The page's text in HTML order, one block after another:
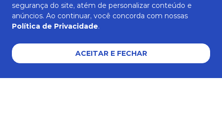
ATENDIMENTO
AJUDA E SUPORTE
segurança do site, atém de personalizar conteúdo e
anúncios. Ao continuar, você concorda com nossas
Política de Privacidade.
ACEITAR E FECHAR